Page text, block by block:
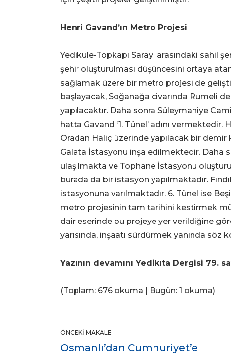
Henri Gavand’ın Metro Projesi
Yedikule-Topkapı Sarayı arasındaki sahil
şehir oluşturulması düşüncesini ortaya
sağlamak üzere bir metro projesi de
başlayacak, Soğanağa civarında Rumeli
yapılacaktır. Daha sonra Süleymaniye
hatta Gavand ‘1. Tünel’ adını
Oradan Haliç üzerinde yapılacak bir
Galata İstasyonu inşa edilmektedir. Daha
ulaşılmakta ve Tophane İstasyonu
burada da bir istasyon yapılmaktadır.
istasyonuna varılmaktadır. 6. Tünel ise
metro projesinin tam tarihini kestirmek
dair eserinde bu projeye yer verildiğine
yarısında, inşaatı sürdürmek yanında
Yazının devamını Yedikıta Dergisi 79.
(Toplam: 676 okuma | Bugün: 1 okuma)
ÖNCEKI MAKALE
Osmanlı’dan Cumhuriyet’e